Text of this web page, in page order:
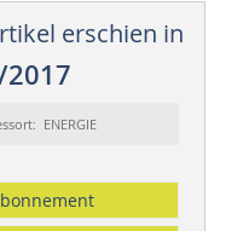
erschien in
2017
ENERGIE